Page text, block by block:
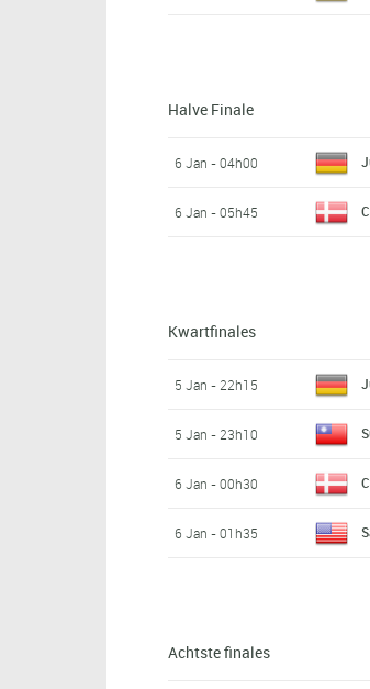
Halve Finale
6 Jan - 04h00
6 Jan - 05h45
Kwartfinales
5 Jan - 22h15
5 Jan - 23h10
6 Jan - 00h30
6 Jan - 01h35
Achtste finales